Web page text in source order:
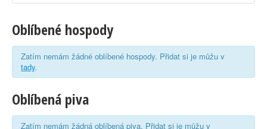
Oblíbené hospody
Zatím nemám žádné oblíbené hospody. Přidat si je můžu v
tady.
Oblíbená piva
Zatím nemám žádná oblíbená piva. Přidat si je můžu v